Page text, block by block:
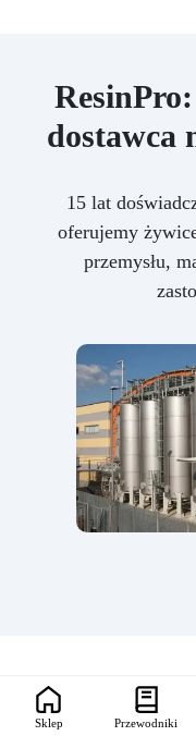
dostawca
15 lat
oferujemy
przemysłu,
Ramka żywiczna do
Sklep Przewodniki